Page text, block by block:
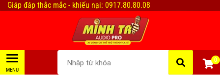
Giáp đáp thắc mắc - khiếu nại: 0917.80.80.08
0